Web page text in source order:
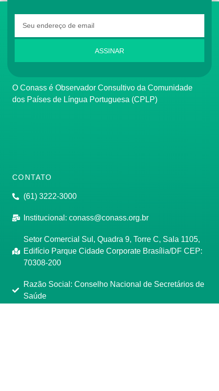
ASSINAR
O Conass é Observador Consultivo da Comunidade
dos Países de Língua Portuguesa (CPLP)
CONTATO
(61) 3222-3000
Institucional: conass@conass.org.br
Setor Comercial Sul, Quadra 9, Torre C, Sala 1105,
Edifício Parque Cidade Corporate Brasília/DF CEP:
70308-200
Razão Social: Conselho Nacional de Secretários de
Saúde